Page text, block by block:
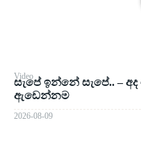
Video
සැපේ ඉන්නේ සැපේ.. –
ඇඩෙන්නම
2026-08-09